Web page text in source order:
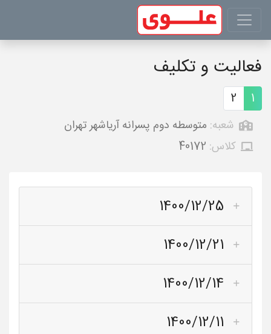
فعالیت و تکلیف
1
2
شعبه: متوسطه دوم پسرانه آریاشهر تهران
کلاس: 40172
1400/12/25
1400/12/21
1400/12/14
1400/12/11